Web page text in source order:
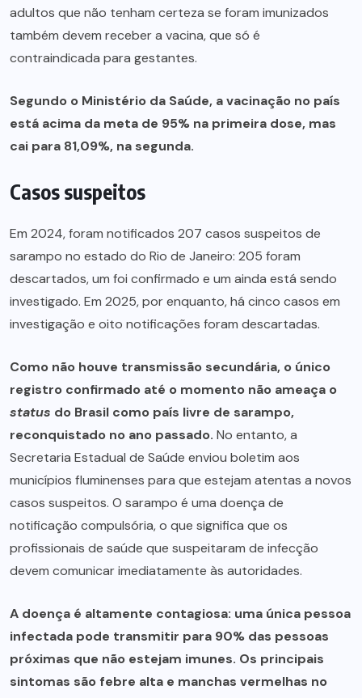
adultos que não tenham certeza se foram imunizados
também devem receber a vacina, que só é
contraindicada para gestantes.
Segundo o Ministério da Saúde, a vacinação no país
está acima da meta de 95% na primeira dose, mas
cai para 81,09%, na segunda.
Casos suspeitos
Em 2024, foram notificados 207 casos suspeitos de
sarampo no estado do Rio de Janeiro: 205 foram
descartados, um foi confirmado e um ainda está sendo
investigado. Em 2025, por enquanto, há cinco casos em
investigação e oito notificações foram descartadas.
Como não houve transmissão secundária, o único
registro confirmado até o momento não ameaça o
status do Brasil como país livre de sarampo,
reconquistado no ano passado. No entanto, a
Secretaria Estadual de Saúde enviou boletim aos
municípios fluminenses para que estejam atentas a novos
casos suspeitos. O sarampo é uma doença de
notificação compulsória, o que significa que os
profissionais de saúde que suspeitaram de infecção
devem comunicar imediatamente às autoridades.
A doença é altamente contagiosa: uma única pessoa
infectada pode transmitir para 90% das pessoas
próximas que não estejam imunes. Os principais
sintomas são febre alta e manchas vermelhas no